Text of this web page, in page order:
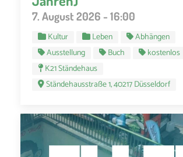
7. August 2026 - 16:00
Kultur Leben
Abhängen
Ausstellung
Buch
kostenlos
K21 Ständehaus
Ständehausstraße 1, 40217 Düsseldorf